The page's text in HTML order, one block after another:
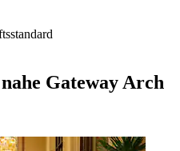
Gateway Arch